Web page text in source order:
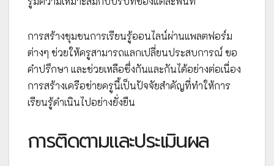
การสร้างชุมชนการเรียนรู้ออนไลน์ผ่านแพลตฟอร์ม
ต่างๆ ช่วยให้ครูสามารถแลกเปลี่ยนประสบการณ์ ขอ
คำปรึกษา และช่วยเหลือซึ่งกันและกันได้อย่างต่อเนื่อง
การสร้างเครือข่ายครูนี้เป็นปัจจัยสำคัญที่ทำให้การ
เรียนรู้ดำเนินไปอย่างยั่งยืน
การติดตามและประเมินผล